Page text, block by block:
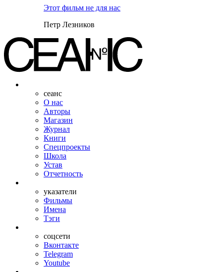
Этот фильм не для нас
Петр Лезников
сеанс
О нас
Авторы
Магазин
Журнал
Книги
Спецпроекты
Школа
Устав
Отчетность
указатели
Фильмы
Имена
Тэги
соцсети
Вконтакте
Telegram
Youtube